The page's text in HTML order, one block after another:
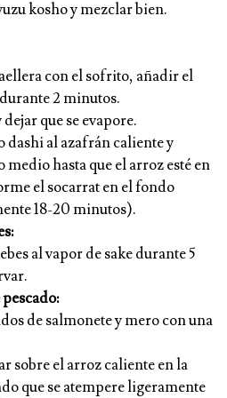
kosho y mezclar bien.
con el sofrito, añadir el
2 minutos.
que se evapore.
dashi al azafrán caliente y
medio hasta que el arroz esté en
el socarrat en el fondo
18-20 minutos).
al vapor de sake durante 5
de salmonete y mero con una
sobre el arroz caliente en la
que se atempere ligeramente